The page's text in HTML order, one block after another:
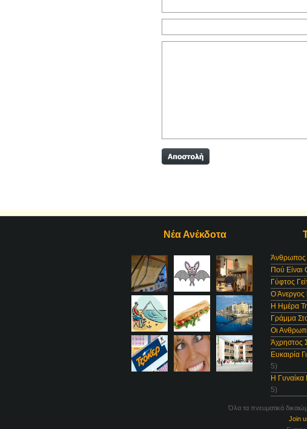
Νέα Ανέκδοτα
Άνθρωπος
Πού Είναι
Γύφτος
Ο Άνεργος
Η Ημέρα
Γράμμα
Οι
Άχρηστος
Ευκαιρία
5)
Η
5)
Όλα τα πνευματικά
Join